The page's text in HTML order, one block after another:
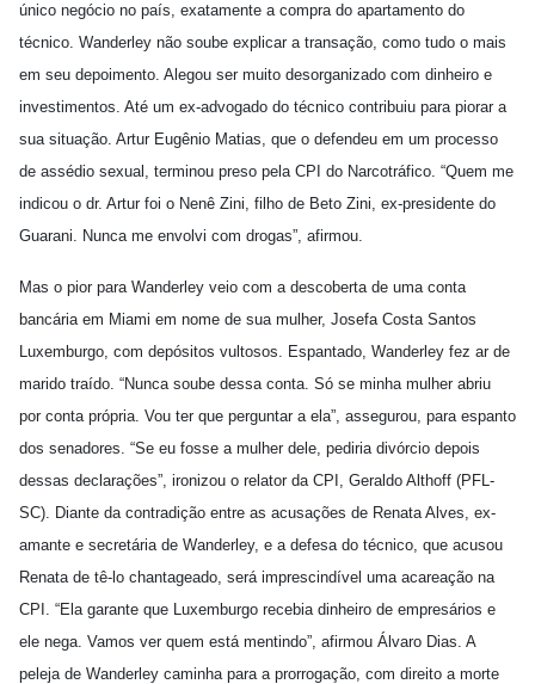
único negócio no país, exatamente a compra do apartamento do
técnico. Wanderley não soube explicar a transação, como tudo o mais
em seu depoimento. Alegou ser muito desorganizado com dinheiro e
investimentos. Até um ex-advogado do técnico contribuiu para piorar a
sua situação. Artur Eugênio Matias, que o defendeu em um processo
de assédio sexual, terminou preso pela CPI do Narcotráfico. “Quem me
indicou o dr. Artur foi o Nenê Zini, filho de Beto Zini, ex-presidente do
Guarani. Nunca me envolvi com drogas”, afirmou.
Mas o pior para Wanderley veio com a descoberta de uma conta
bancária em Miami em nome de sua mulher, Josefa Costa Santos
Luxemburgo, com depósitos vultosos. Espantado, Wanderley fez ar de
marido traído. “Nunca soube dessa conta. Só se minha mulher abriu
por conta própria. Vou ter que perguntar a ela”, assegurou, para espanto
dos senadores. “Se eu fosse a mulher dele, pediria divórcio depois
dessas declarações”, ironizou o relator da CPI, Geraldo Althoff (PFL-
SC). Diante da contradição entre as acusações de Renata Alves, ex-
amante e secretária de Wanderley, e a defesa do técnico, que acusou
Renata de tê-lo chantageado, será imprescindível uma acareação na
CPI. “Ela garante que Luxemburgo recebia dinheiro de empresários e
ele nega. Vamos ver quem está mentindo”, afirmou Álvaro Dias. A
peleja de Wanderley caminha para a prorrogação, com direito a morte